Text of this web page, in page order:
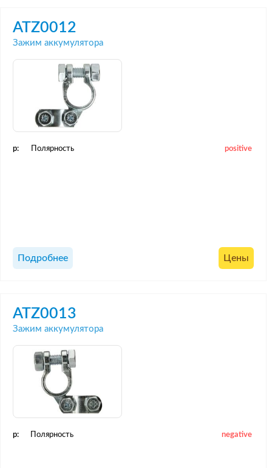
ATZ0012
Зажим аккумулятора
p: Полярность positive
Подробнее Цены
ATZ0013
Зажим аккумулятора
p: Полярность negative